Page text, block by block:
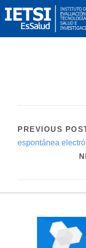
PREVIOUS
espontánea